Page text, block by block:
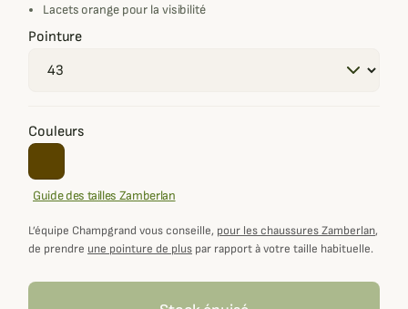
Lacets orange pour la visibilité
Pointure
Couleurs
Guide des tailles Zamberlan
L’équipe Champgrand vous conseille, pour les chaussures Zamberlan,
de prendre une pointure de plus par rapport à votre taille habituelle.